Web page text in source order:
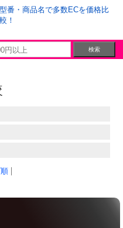
型番・商品名で多数ECを価格比
較！